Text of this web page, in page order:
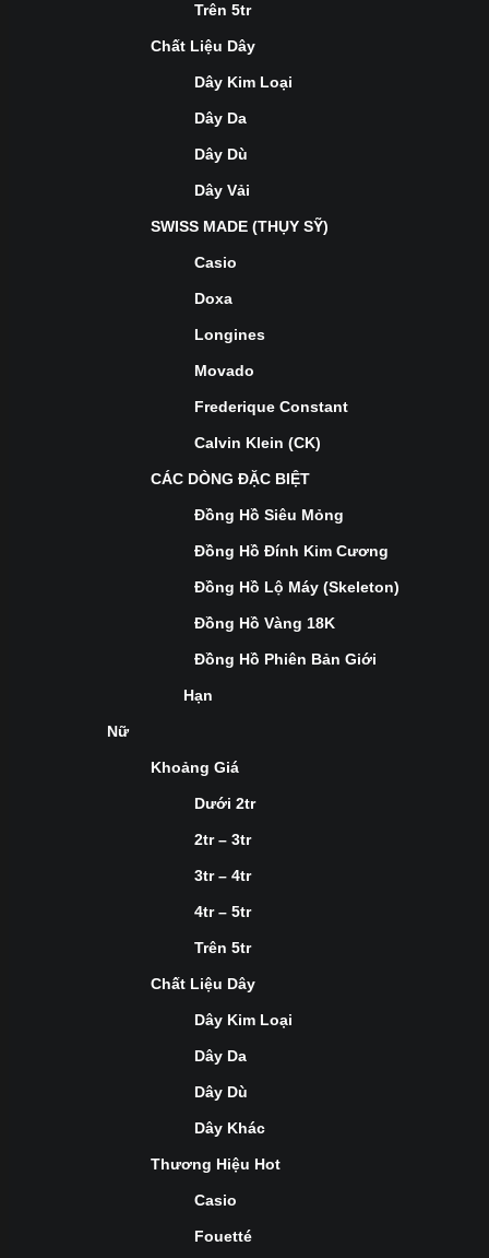
Trên 5tr
Chất Liệu Dây
Dây Kim Loại
Dây Da
Dây Dù
Dây Vải
SWISS MADE (THỤY SỸ)
Casio
Doxa
Longines
Movado
Frederique Constant
Calvin Klein (CK)
CÁC DÒNG ĐẶC BIỆT
Đồng Hồ Siêu Mỏng
Đồng Hồ Đính Kim Cương
Đồng Hồ Lộ Máy (Skeleton)
Đồng Hồ Vàng 18K
Đồng Hồ Phiên Bản Giới
Hạn
Nữ
Khoảng Giá
Dưới 2tr
2tr – 3tr
3tr – 4tr
4tr – 5tr
Trên 5tr
Chất Liệu Dây
Dây Kim Loại
Dây Da
Dây Dù
Dây Khác
Thương Hiệu Hot
Casio
Fouetté